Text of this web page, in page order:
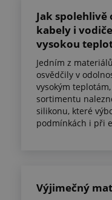
Jak
kabely i
vysokou
Jedním z
osvědčily v
vysokým
sortimentu
silikonu, které
podmínkách i při
Výjimečný